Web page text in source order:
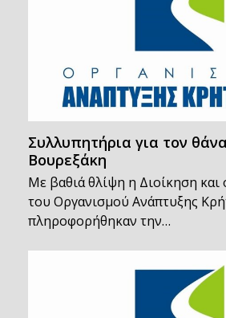
Συλλυπητήρια για τον
Βουρεξάκη
Με βαθιά θλίψη η Διοίκηση και
του Οργανισμού Ανάπτυξης
πληροφορήθηκαν την…